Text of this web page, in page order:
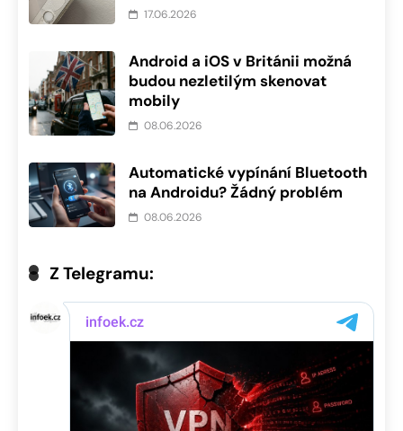
17.06.2026
Android a iOS v Británii možná
budou nezletilým skenovat
mobily
08.06.2026
Automatické vypínání Bluetooth
na Androidu? Žádný problém
08.06.2026
Z Telegramu: